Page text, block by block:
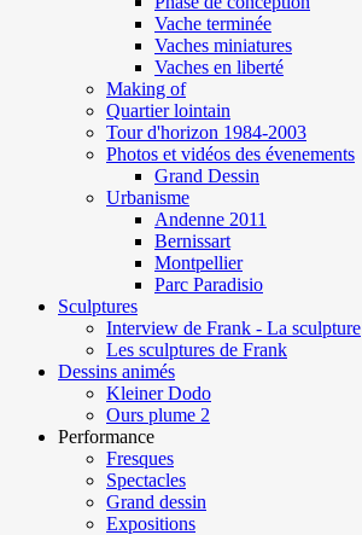
Vache terminée
Vaches miniatures
Vaches en liberté
Making of
Quartier lointain
Tour d'horizon 1984-2003
Photos et vidéos des évenements
Grand Dessin
Urbanisme
Andenne 2011
Bernissart
Montpellier
Parc Paradisio
Sculptures
Interview de Frank - La sculpture
Les sculptures de Frank
Dessins animés
Kleiner Dodo
Ours plume 2
Performance
Fresques
Spectacles
Grand dessin
Expositions